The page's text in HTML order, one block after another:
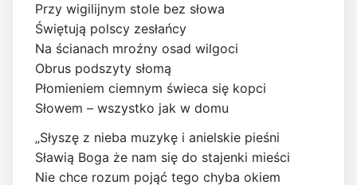
Przy wigilijnym stole bez słowa
Świętują polscy zesłańcy
Na ścianach mroźny osad wilgoci
Obrus podszyty słomą
Płomieniem ciemnym świeca się kopci
Słowem – wszystko jak w domu
„Słyszę z nieba muzykę i anielskie pieśni
Sławią Boga że nam się do stajenki mieści
Nie chce rozum pojąć tego chyba okiem